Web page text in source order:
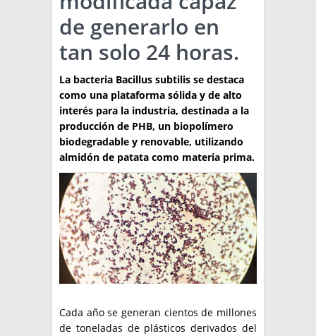
CLASIFICADOS
INTERES GENERAL
LA PAPA
RESOLUCIONES Y NORMATIVAS
ENLACES
ARGENPAPA
PUBLICIDAD
QUIENES SOMOS
CONTACTO
BUSCAR NOTICIAS
BUSCAR
de generarlo en
tan solo 24 horas.
La bacteria Bacillus subtilis se destaca
como una plataforma sólida y de alto
interés para la industria, destinada a la
producción de PHB, un biopolímero
biodegradable y renovable, utilizando
almidón de patata como materia prima.
Cada año se generan cientos de millones
de toneladas de plásticos derivados del